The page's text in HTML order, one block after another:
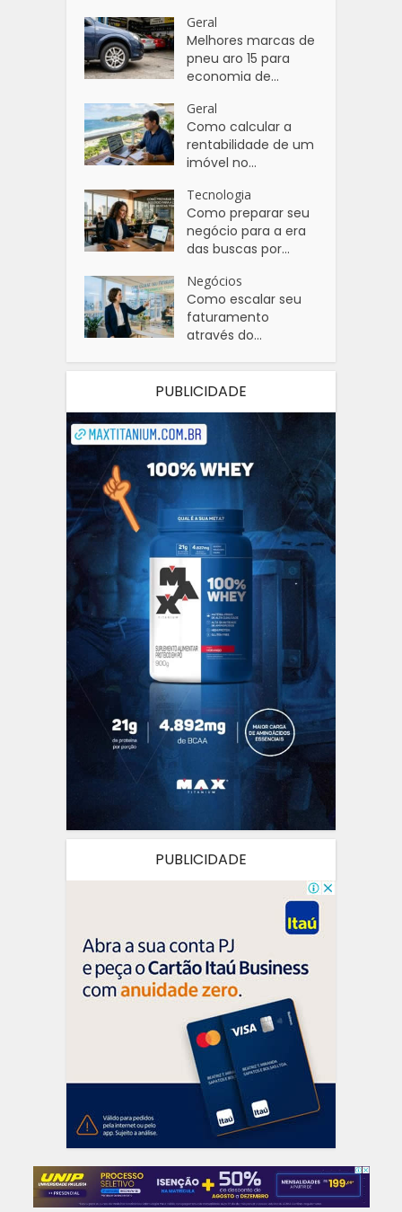
Geral
Melhores marcas de
pneu aro 15 para
economia de...
Geral
Como calcular a
rentabilidade de um
imóvel no...
Tecnologia
Como preparar seu
negócio para a era
das buscas por...
Negócios
Como escalar seu
faturamento
através do...
PUBLICIDADE
PUBLICIDADE